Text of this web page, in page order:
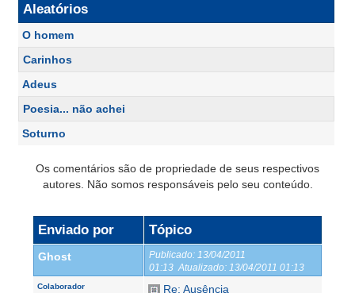
Aleatórios
O homem
Carinhos
Adeus
Poesia... não achei
Soturno
Os comentários são de propriedade de seus respectivos
autores. Não somos responsáveis pelo seu conteúdo.
Enviado por Tópico
Ghost Publicado: 13/04/2011
01:13 Atualizado: 13/04/2011 01:13
Colaborador
Re: Ausência